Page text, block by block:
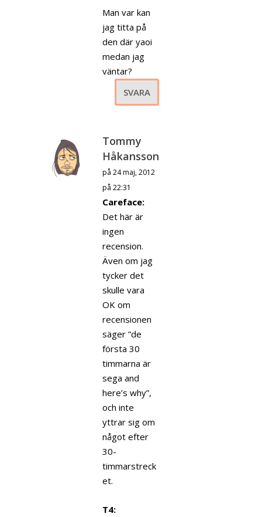
Man var kan
jag titta på
den där yaoi
medan jag
väntar?
SVARA
Tommy
Håkansson
på 24 maj, 2012
på 22:31
Careface:
Det här är
ingen
recension.
Även om jag
tycker det
skulle vara
OK om
recensionen
säger ”de
första 30
timmarna är
sega and
here’s why”,
och inte
yttrar sig om
något efter
30-
timmarstreck
et.
T4: